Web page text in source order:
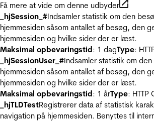
Få mere at vide om denne udbyder
_hjSession_#Indsamler statistik om den
hjemmesiden såsom antallet af besøg, den
hjemmesiden og hvilke sider der er læst.
Maksimal opbevaringstid: 1 dagType:
_hjSessionUser_#Indsamler statistik om
hjemmesiden såsom antallet af besøg, den
hjemmesiden og hvilke sider der er læst.
Maksimal opbevaringstid: 1 årType: HTTP
_hjTLDTestRegistrerer data af statistisk
navigation på hjemmesiden. Benyttes til